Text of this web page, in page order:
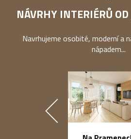
NÁVRHY INTERIÉRŮ OD
Navrhujeme osobité, moderní a
nápadem...